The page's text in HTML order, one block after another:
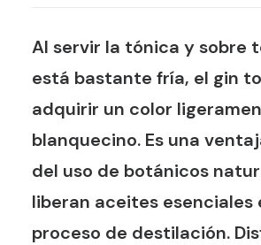
Al servir la tónica y sobre
está bastante fría, el gin
adquirir un color
blanquecino. Es una
del uso de botánicos
liberan aceites esenciales
proceso de destilación.